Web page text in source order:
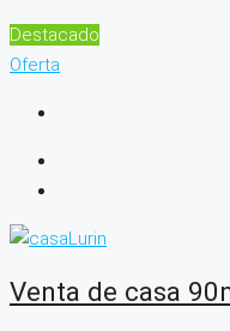
Destacado
Oferta
Venta de casa